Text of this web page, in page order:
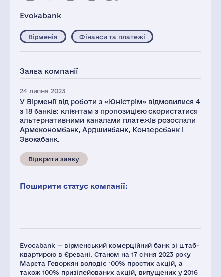
Evokabank
Evocabank — вірменський комерційний банк зі штаб-
квартирою в Єревані. Станом на 17 січня 2023 року
Марета Геворкян володіє 100% простих акцій, а
також 100% привілейованих акцій, випущених у 2016
Вірменія Фінанси та платежі
Заява компанії
24 липня 2023
У Вірменії від роботи з «Юністрім» відмовилися 4
з 18 банків: клієнтам з пропозицією скористатися
альтернативними каналами платежів розослали
Армекономбанк, Ардшинбанк, Конверсбанк і
Эвокабанк.
Відкрити заяву
Поширити статус компанії: